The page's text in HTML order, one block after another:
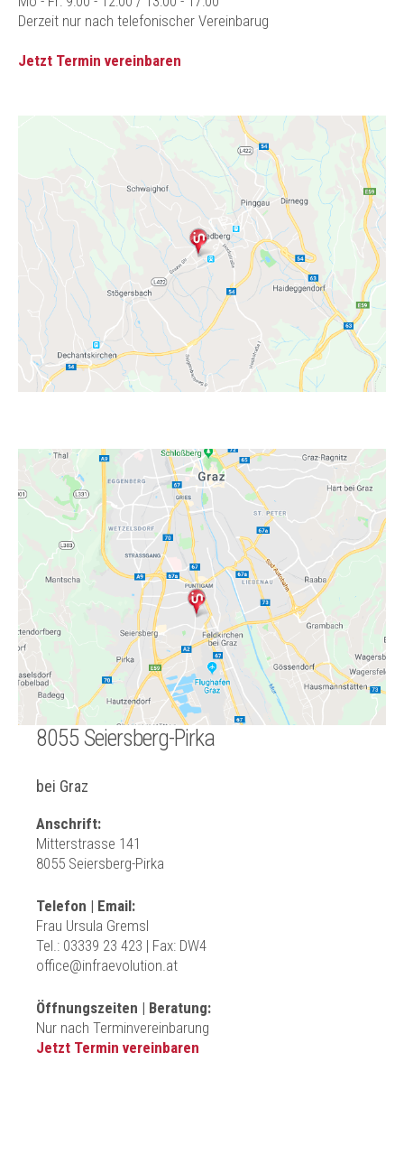
Derzeit nur nach telefonischer Vereinbarug
Jetzt Termin vereinbaren
8055 Seiersberg-Pirka
bei Graz
Anschrift:
Mitterstrasse 141
8055 Seiersberg-Pirka
Telefon | Email:
Frau Ursula Gremsl
Tel.: 03339 23 423 | Fax: DW4
office@infraevolution.at
Öffnungszeiten | Beratung:
Nur nach Terminvereinbarung
Jetzt Termin vereinbaren